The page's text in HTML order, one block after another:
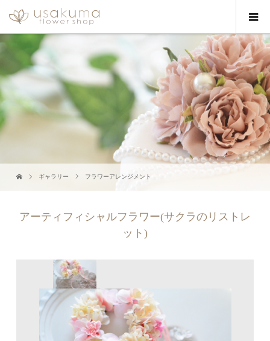
ギャラリー フラワーアレンジメント
アーティフィシャルフラワー(サクラのリストレ
ット)